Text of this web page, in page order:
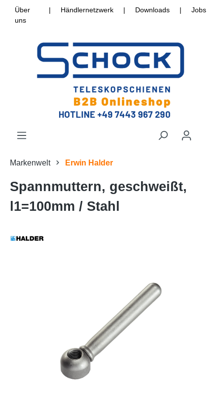
Über
uns
| Händlernetzwerk | Downloads | Jobs
Markenwelt Erwin Halder
Spannmuttern, geschweißt,
l1=100mm / Stahl